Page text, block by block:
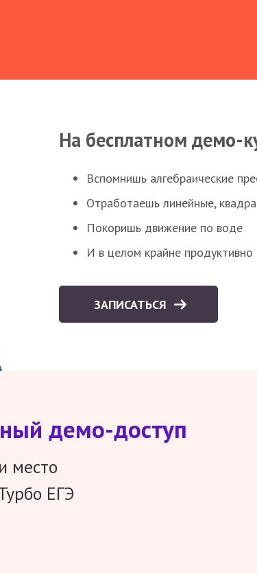
На бесплатном демо-
Вспомнишь алгебраические
Отработаешь линейные,
Покоришь движение по воде
И в целом крайне
ЗАПИСАТЬСЯ
демо-доступ
место
ЕГЭ